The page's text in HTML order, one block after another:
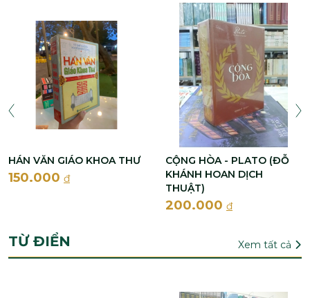
HÁN VĂN GIÁO KHOA THƯ
150.000 đ
CỘNG HÒA - PLATO (ĐỖ
KHÁNH HOAN DỊCH
THUẬT)
200.000 đ
TỪ ĐIỂN Xem tất cả